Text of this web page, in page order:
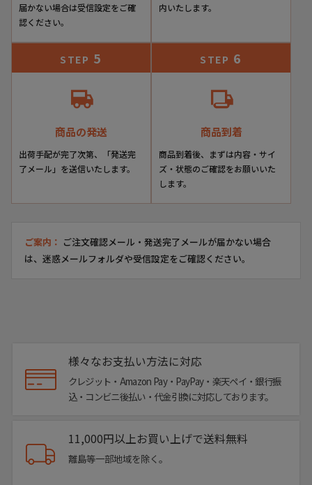
届かない場合は受信設定をご確
認ください。
内いたします。
STEP 5
商品の発送
出荷手配が完了次第、「発送完
了メール」を送信いたします。
STEP 6
商品到着
商品到着後、まずは内容・サイ
ズ・状態のご確認をお願いいた
します。
ご案内： ご注文確認メール・発送完了メールが届かない場合
は、迷惑メールフォルダや受信設定をご確認ください。
様々なお支払い方法に対応
クレジット・Amazon Pay・PayPay・楽天ペイ・銀行振
込・コンビニ後払い・代金引換に対応しております。
11,000円以上お買い上げで送料無料
離島等一部地域を除く。